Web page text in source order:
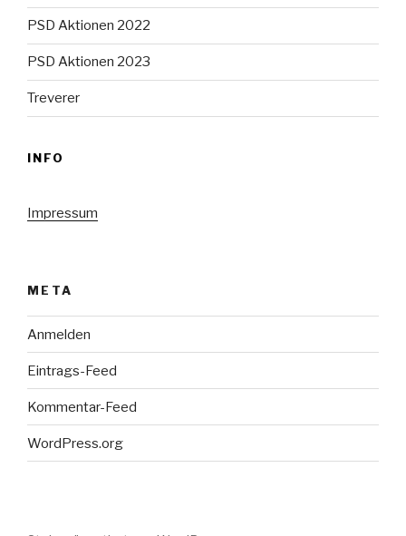
PSD Aktionen 2022
PSD Aktionen 2023
Treverer
INFO
Impressum
META
Anmelden
Eintrags-Feed
Kommentar-Feed
WordPress.org